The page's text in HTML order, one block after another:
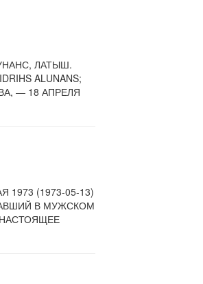
ЛАТЫШ.
ALUNANS;
— 18 АПРЕЛЯ
(1973-05-13)
В МУЖСКОМ